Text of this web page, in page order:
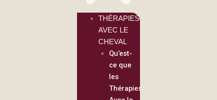
THÉRAPIES
AVEC LE
CHEVAL
Qu’est-
ce que
les
Thérapies